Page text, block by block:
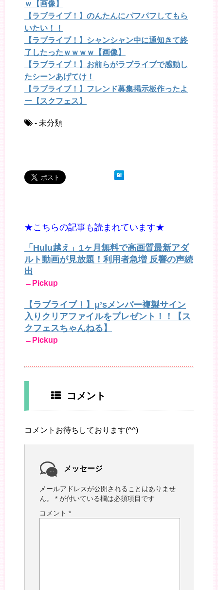
ｗ【画像】
【ラブライブ！】のんたんにパフパフしてもら
いたい！！
【ラブライブ！】シャンシャン中に通知きて終
了したったｗｗｗｗ【画像】
【ラブライブ！】お前らがラブライブで感動し
たシーンあげてけ！
【ラブライブ！】フレンド募集掲示板作ったよ
ー【スクフェス】
- 未分類
★こちらの記事も読まれています★
「Hulu越え」1ヶ月無料で高画質最新アダ
ルト動画が見放題！利用者急増 反響の声続
出
←Pickup
【ラブライブ！】μ’sメンバー複製サイン
入りクリアファイルをプレゼント！！【ス
クフェスちゃんねる】
←Pickup
コメント
コメントお待ちしております(^^)
メッセージ
メールアドレスが公開されることはありませ
ん。
* が付いている欄は必須項目です
コメント *